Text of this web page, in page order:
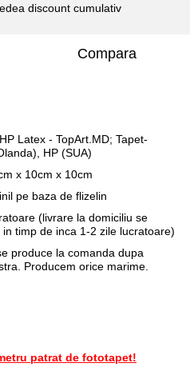
discount cumulativ
Compara
Latex - TopArt.MD; Tapet-
HP (SUA)
x 10cm x 10cm
pe baza de flizelin
(livrare la domiciliu se
timp de inca 1-2 zile lucratoare)
produce la comanda dupa
Producem orice marime.
patrat de fototapet!